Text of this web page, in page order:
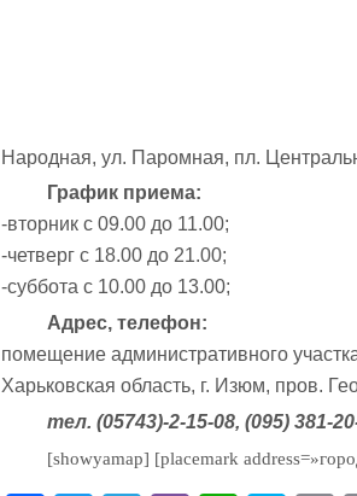
Народная, ул. Паромная, пл.
График приема:
-вторник с 09.00 до 11.00;
-четверг с 18.00 до 21.00;
-суббота с 10.00 до 13.00;
Адрес, телефон:
помещение административного
Харьковская область, г. Изюм, пров.
тел. (05743)-2-15-08, (095) 381-
[showyamap] [placemark